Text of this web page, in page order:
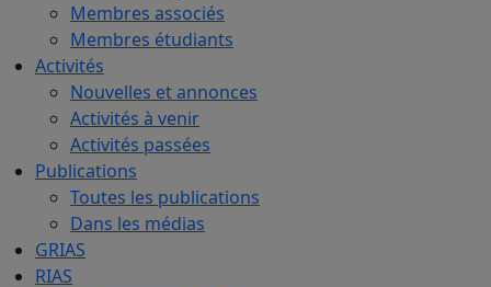
Membres associés
Membres étudiants
Activités
Nouvelles et annonces
Activités à venir
Activités passées
Publications
Toutes les publications
Dans les médias
GRIAS
RIAS